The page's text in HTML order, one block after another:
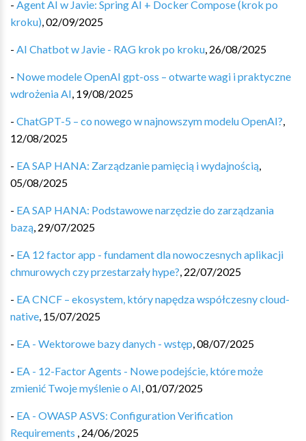
- Agent AI w Javie: Spring AI + Docker Compose (krok po
kroku),02/09/2025
- AI Chatbot w Javie - RAG krok po kroku, 26/08/2025
- Nowe modele OpenAI gpt-oss – otwarte wagi i praktyczne
wdrożenia AI, 19/08/2025
- ChatGPT-5 – co nowego w najnowszym modelu OpenAI?,
12/08/2025
- EA SAP HANA: Zarządzanie pamięcią i wydajnością,
05/08/2025
- EA SAP HANA: Podstawowe narzędzie do zarządzania
bazą, 29/07/2025
- EA 12 factor app - fundament dla nowoczesnych aplikacji
chmurowych czy przestarzały hype?, 22/07/2025
- EA CNCF – ekosystem, który napędza współczesny cloud-
native, 15/07/2025
- EA - Wektorowe bazy danych - wstęp,08/07/2025
- EA - 12-Factor Agents - Nowe podejście, które może
zmienić Twoje myślenie o AI,01/07/2025
- EA - OWASP ASVS: Configuration Verification
Requirements , 24/06/2025